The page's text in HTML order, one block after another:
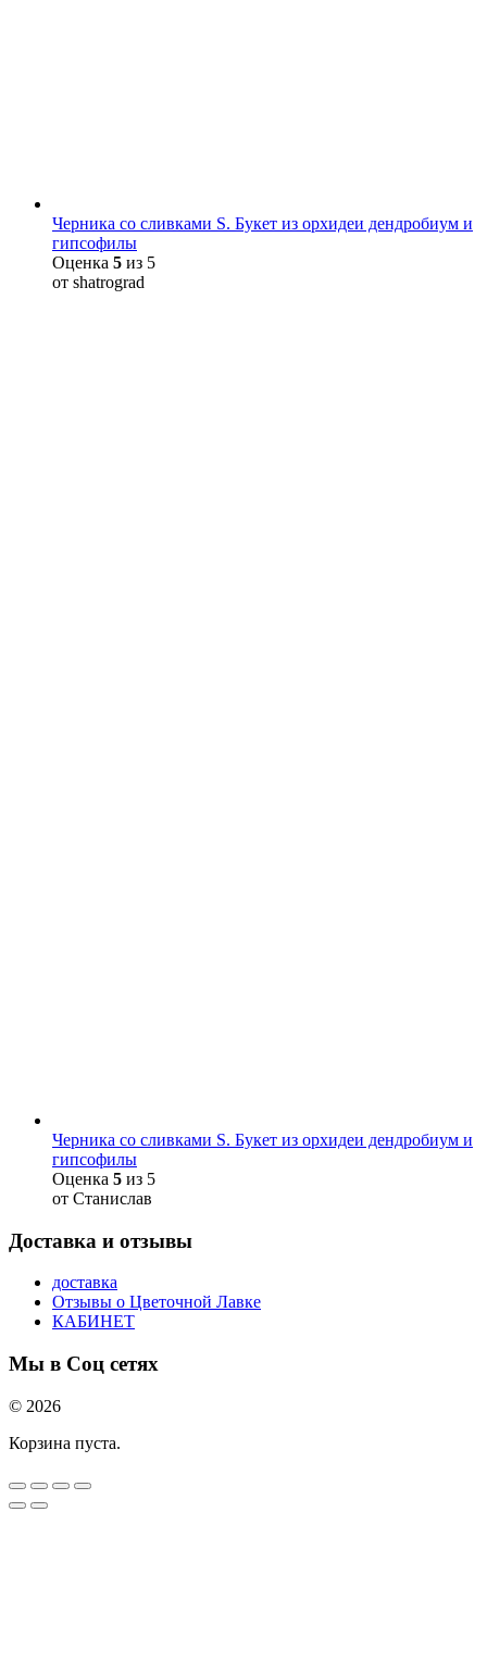
Черника со сливками S. Букет из орхидеи дендробиум и
гипсофилы
Оценка 5 из 5
от shatrograd
Черника со сливками S. Букет из орхидеи дендробиум и
гипсофилы
Оценка 5 из 5
от Станислав
Доставка и отзывы
доставка
Отзывы о Цветочной Лавке
КАБИНЕТ
Мы в Соц сетях
© 2026
Корзина пуста.